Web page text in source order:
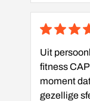
Uit
fitness
moment
gezellige